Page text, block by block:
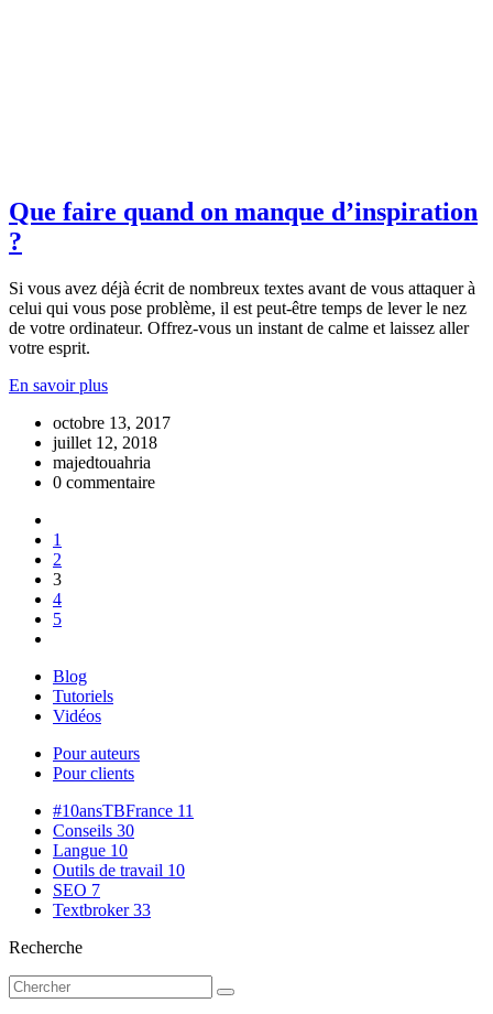
Que faire quand on manque d’inspiration
?
Si vous avez déjà écrit de nombreux textes avant de vous attaquer à
celui qui vous pose problème, il est peut-être temps de lever le nez
de votre ordinateur. Offrez-vous un instant de calme et laissez aller
votre esprit.
En savoir plus
octobre 13, 2017
juillet 12, 2018
majedtouahria
0 commentaire
1
2
3
4
5
Blog
Tutoriels
Vidéos
Pour auteurs
Pour clients
#10ansTBFrance 11
Conseils 30
Langue 10
Outils de travail 10
SEO 7
Textbroker33
Recherche